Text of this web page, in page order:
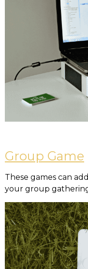
Group Game
These games can
your group